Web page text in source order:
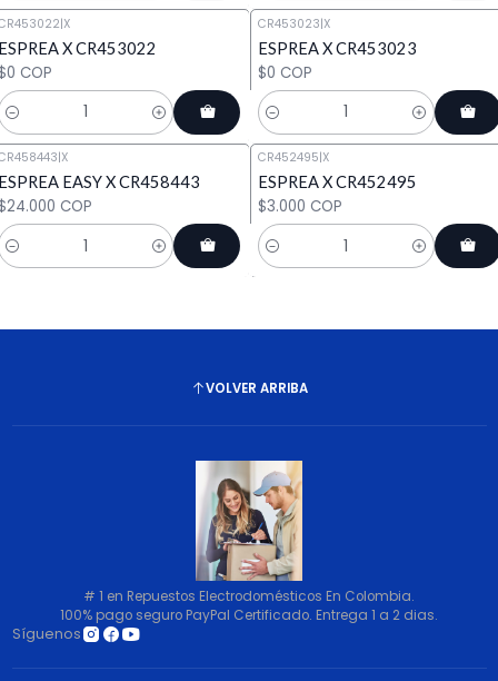
|X
X CR453022
COP
CR453023|X
ESPREA X CR453023
$0 COP
Cantidad
|X
EASY X CR458443
COP
CR452495|X
ESPREA X CR452495
$3.000 COP
Cantidad
VOLVER ARRIBA
# 1 en Repuestos Electrodomésticos En Colombia.
100% pago seguro PayPal Certificado. Entrega 1 a 2 dias.
Síguenos